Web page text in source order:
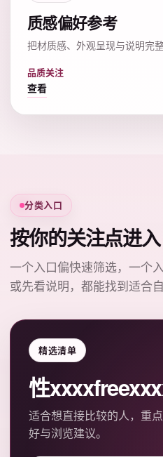
质感偏好参考
把材质感、外观呈现与说明完
品质关注
查看
分类入口
按你的关注点进入
一个入口偏快速筛选，一个
或先看说明，都能找到适合自
精选清单
性
适合想直接比较的人，重
好与浏览建议。